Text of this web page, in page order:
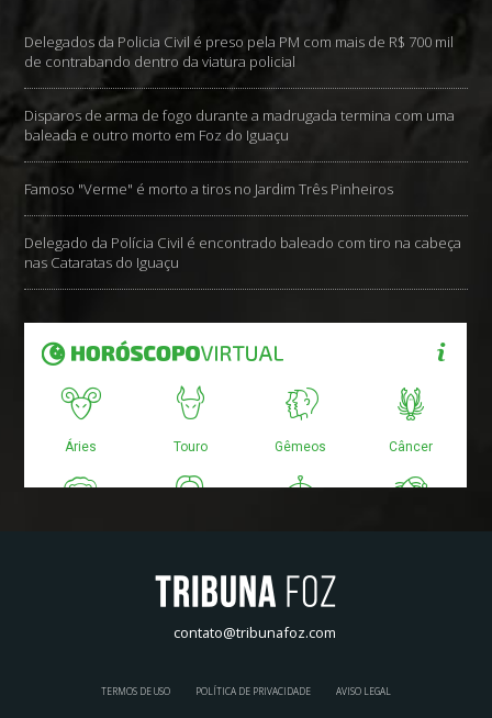
Delegados da Policia Civil é preso pela PM com mais de R$ 700 mil
de contrabando dentro da viatura policial
Disparos de arma de fogo durante a madrugada termina com uma
baleada e outro morto em Foz do Iguaçu
Famoso "Verme" é morto a tiros no Jardim Três Pinheiros
Delegado da Polícia Civil é encontrado baleado com tiro na cabeça
nas Cataratas do Iguaçu
contato@tribunafoz.com
TERMOS DE USO POLÍTICA DE PRIVACIDADE AVISO LEGAL